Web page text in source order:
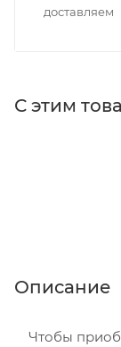
доставляем
С этим
Описание
Чтобы